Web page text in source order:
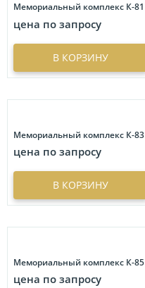
Мемориальный комплекс К-81
цена по запросу
В КОРЗИНУ
Мемориальный комплекс К-83
цена по запросу
В КОРЗИНУ
Мемориальный комплекс К-85
цена по запросу